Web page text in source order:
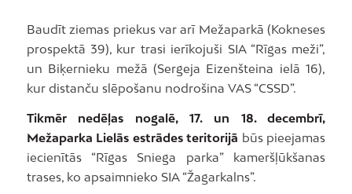
Baudīt ziemas priekus var arī Mežaparkā (Kokneses
prospektā 39), kur trasi ierīkojuši SIA “Rīgas meži”,
un Biķernieku mežā (Sergeja Eizenšteina ielā 16),
kur distanču slēpošanu nodrošina VAS “CSSD”.
Tikmēr nedēļas nogalē, 17. un 18. decembrī,
Mežaparka Lielās estrādes teritorijā būs pieejamas
iecienītās “Rīgas Sniega parka” kameršļūkšanas
trases, ko apsaimnieko SIA “Žagarkalns”.